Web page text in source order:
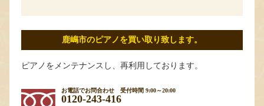
鹿嶋市のピアノを買い取り致します。
ピアノをメンテナンスし、再利用しております。
お電話でお問合わせ 受付時間 9:00～20:00
0120-243-416